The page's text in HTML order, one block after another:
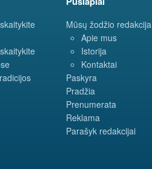
Mūsų žodžio redakcija
Apie mus
Istorija
Kontaktai
Paskyra
Pradžia
Prenumerata
Reklama
Parašyk redakcijai